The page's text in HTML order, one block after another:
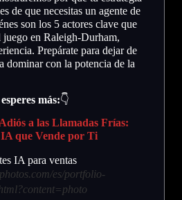
de que necesitas un agente de
son los 5 actores clave que
juego en Raleigh-Durham,
Prepárate para dejar de
dominar con la potencia de la
más:👇
a las Llamadas Frías:
que Vende por Ti
es/portfolio-